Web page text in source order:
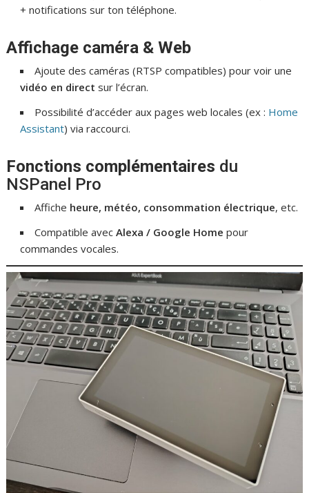
+ notifications sur ton téléphone.
Affichage caméra & Web
Ajoute des caméras (RTSP compatibles) pour voir une
vidéo en direct sur l’écran.
Possibilité d’accéder aux pages web locales (ex : Home
Assistant) via raccourci.
Fonctions complémentaires du
NSPanel Pro
Affiche heure, météo, consommation électrique, etc.
Compatible avecAlexa / Google Home pour
commandes vocales.